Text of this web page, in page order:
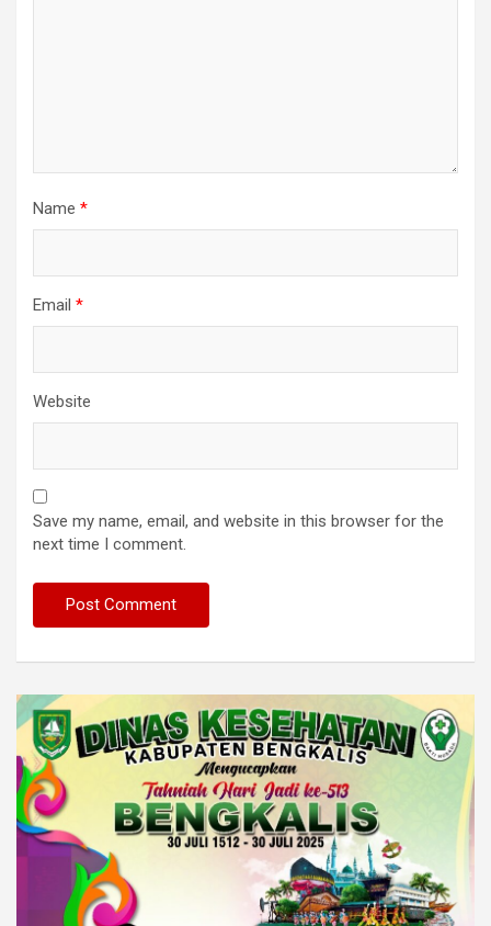
Name *
Email *
Website
Save my name, email, and website in this browser for the
next time I comment.